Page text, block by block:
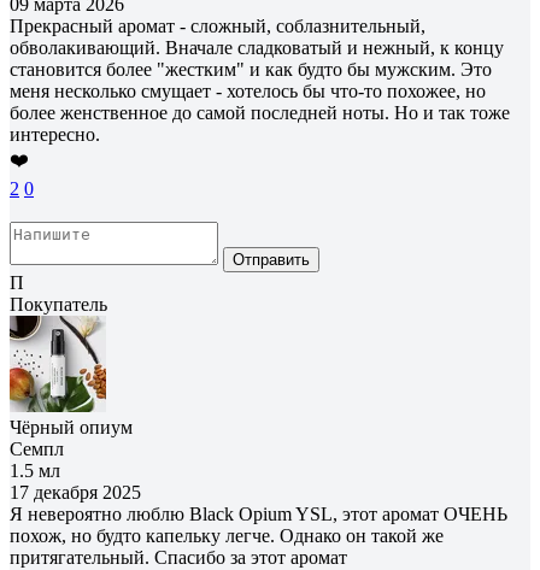
Прекрасный аромат - сложный, соблазнительный,
обволакивающий. Вначале сладковатый и нежный, к концу
становится более "жестким" и как будто бы мужским. Это
меня несколько смущает - хотелось бы что-то похожее, но
более женственное до самой последней ноты. Но и так тоже
интересно.
❤️
2 0
Отправить
П
Покупатель
Чёрный опиум
Семпл
1.5 мл
17 декабря 2025
Я невероятно люблю Black Opium YSL, этот аромат ОЧЕНЬ
похож, но будто капельку легче. Однако он такой же
притягательный. Спасибо за этот аромат